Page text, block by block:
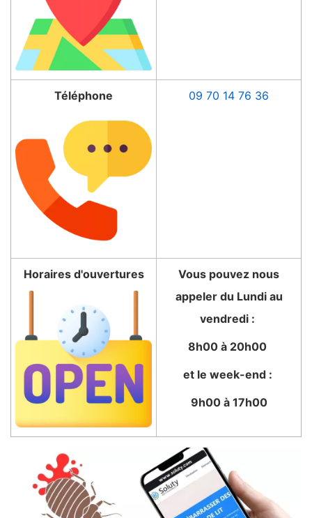
Téléphone 09 70 14 76 36
Horaires d'ouvertures
Vous pouvez nous
appeler du Lundi au
vendredi :
8h00 à 20h00
et le week-end :
9h00 à 17h00